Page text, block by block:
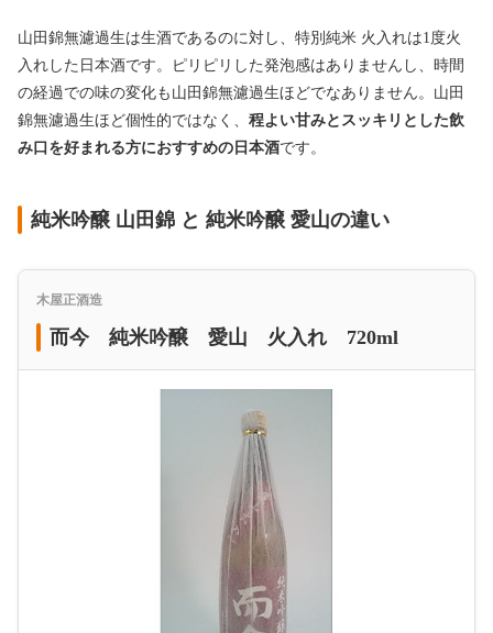
山田錦無濾過生は生酒であるのに対し、特別純米 火入れは1度火
入れした日本酒です。ピリピリした発泡感はありませんし、時間
の経過での味の変化も山田錦無濾過生ほどでなありません。山田
錦無濾過生ほど個性的ではなく、 程よい甘みとスッキリとした飲
み口を好まれる方におすすめの日本酒です。
純米吟醸 山田錦 と 純米吟醸 愛山の違い
木屋正酒造
而今 純米吟醸 愛山 火入れ 720ml